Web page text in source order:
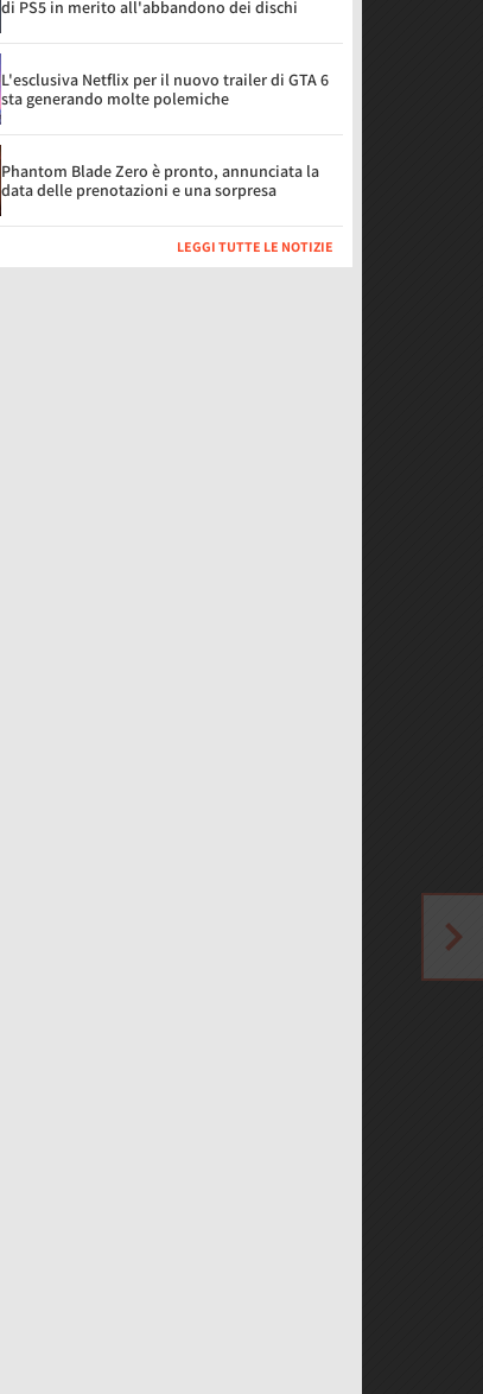
di PS5 in merito all'abbandono dei dischi
L'esclusiva Netflix per il nuovo trailer di GTA 6
sta generando molte polemiche
Phantom Blade Zero è pronto, annunciata la
data delle prenotazioni e una sorpresa
LEGGI TUTTE LE NOTIZIE